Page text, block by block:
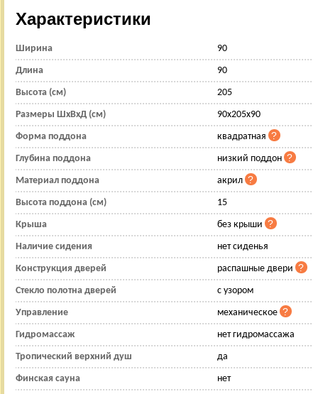
Характеристики
Ширина 90
Длина 90
Высота (см) 205
Размеры ШхВхД (см) 90x205x90
Форма поддона квадратная
Глубина поддона низкий поддон
Материал поддона акрил
Высота поддона (см) 15
Крыша без крыши
Наличие сидения нет сиденья
Конструкция дверей распашные двери
Стекло полотна дверей с узором
Управление механическое
Гидромассаж нет гидромассажа
Тропический верхний душ да
Финская сауна нет